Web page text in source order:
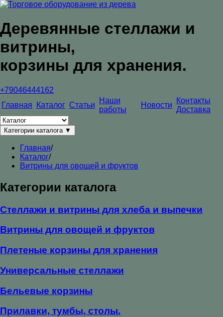
Деревянные стеллажи и
витрины,
корзины для хранения.
+79046444162
Главная
Каталог Статьи
Наши
работы
Новости
Контакты
Доставка
Категории каталога ▼
Главная/
Каталог/
Витрины для овощей и фруктов
Категории каталога
Стеллажи и витрины для хлеба и выпечки
Витрины для овощей и фруктов
Плетеные корзины для хранения
Универсальные стеллажи
Бельевые корзины
Прилавки, тумбы, столы.